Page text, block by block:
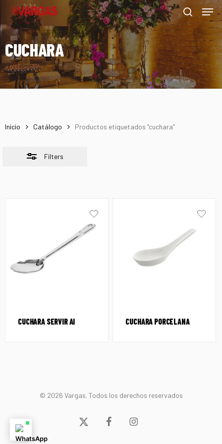
Skip
main
content
search
Menu
CUCHARA
Inicio Catálogo Productos etiquetados “cuchara”
Filters
Close
Filters
CUCHARA SERVIR AI CUCHARA PORCELANA
© 2026 Vargas. Todos los derechos reservados
x-
facebookinstagram
Menu